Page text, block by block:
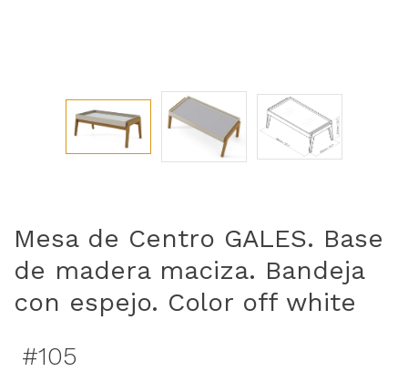
Mesa de Centro GALES. Base
de madera maciza. Bandeja
con espejo. Color off white
#105